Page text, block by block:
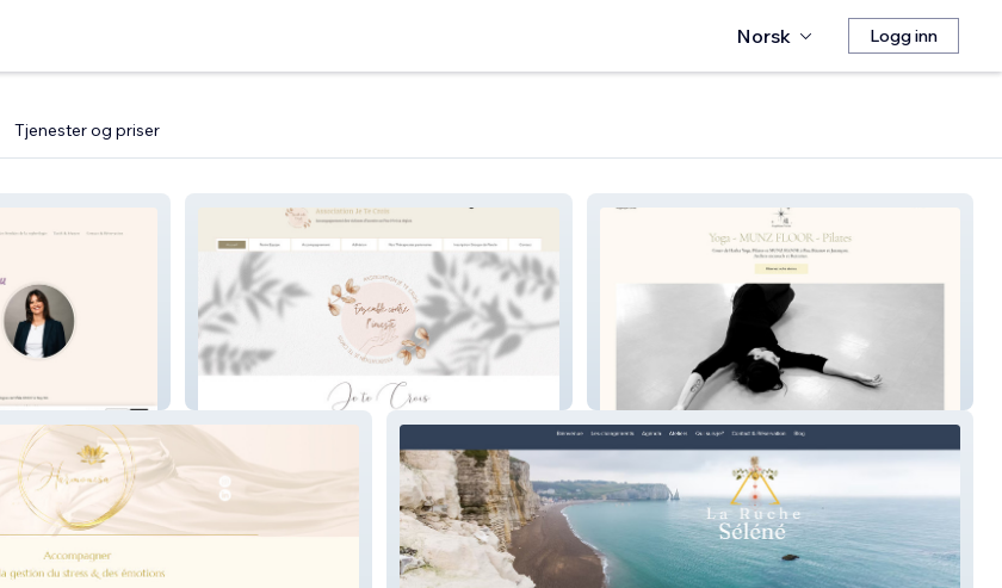
Norsk Logg inn
Tjenester og priser
Association Je Te Crois Angélique Torres Munz Floor